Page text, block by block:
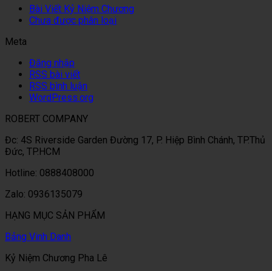
Bài Viết Kỷ Niệm Chương
Chưa được phân loại
Meta
Đăng nhập
RSS bài viết
RSS bình luận
WordPress.org
ROBERT COMPANY
Đc: 4S Riverside Garden Đường 17, P. Hiệp Bình Chánh, TP.Thủ
Đức, TP.HCM
Hotline: 0888408000
Zalo: 0936135079
HẠNG MỤC SẢN PHẨM
Bảng Vinh Danh
Kỷ Niệm Chương Pha Lê